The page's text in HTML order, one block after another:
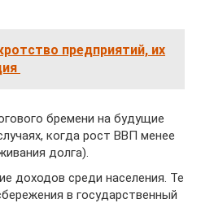
предприятий, их
бремени на будущие
когда рост ВВП менее
долга).
доходов среди населения. Те
в государственный